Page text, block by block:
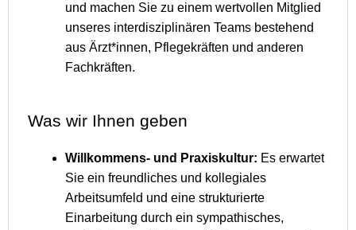
und machen Sie zu einem wertvollen Mitglied
unseres interdisziplinären Teams bestehend
aus Ärzt*innen, Pflegekräften und anderen
Fachkräften.
Was wir Ihnen geben
Willkommens- und Praxiskultur: Es erwartet
Sie ein freundliches und kollegiales
Arbeitsumfeld und eine strukturierte
Einarbeitung durch ein sympathisches,